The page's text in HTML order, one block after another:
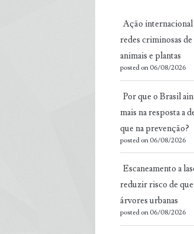
Ação internacional
redes criminosas
animais e plantas
posted on 06/08/2026
Por que o Brasil
mais na resposta a
que na prevenção?
posted on 06/08/2026
Escaneamento a
reduzir risco de
árvores urbanas
posted on 06/08/2026